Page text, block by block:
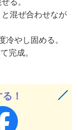
混ぜ合わせなが
冷やし固める。
完成。
！